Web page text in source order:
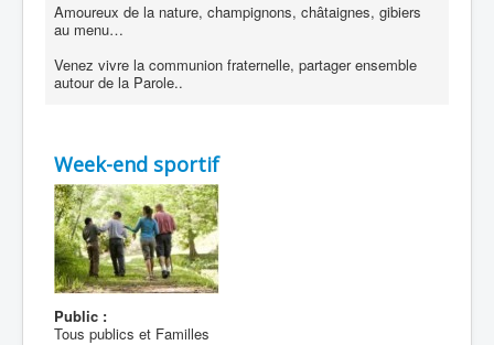
Amoureux de la nature, champignons, châtaignes, gibiers
au menu…
Venez vivre la communion fraternelle, partager ensemble
autour de la Parole..
Week-end sportif
Public :
Tous publics et Familles